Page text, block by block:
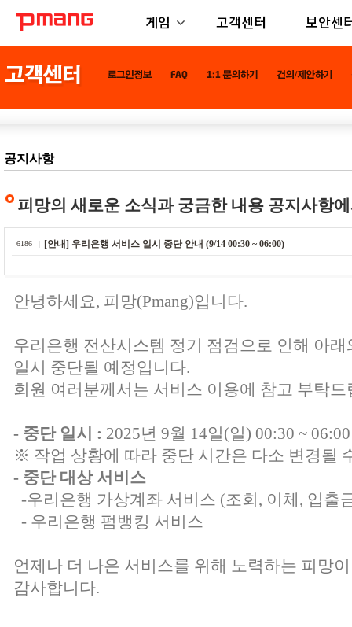
게임 고객센터 보안센
공지사항
피망의 새로운 소식과 궁금한 내용 공지사항
6186 [안내] 우리은행 서비스 일시 중단 안내 (9/14 00:30 ~ 06:00)
안녕하세요, 피망(Pmang)입니다.
우리은행 전산시스템 정기 점검으로 인해 아
일시 중단될 예정입니다.
회원 여러분께서는 서비스 이용에 참고 부탁드
- 중단 일시 : 2025년 9월 14일(일) 00:30 ~
※ 작업 상황에 따라 중단 시간은 다소 변경될
- 중단 대상 서비스
-우리은행 가상계좌 서비스 (조회, 이체, 입출
- 우리은행 펌뱅킹 서비스
언제나 더 나은 서비스를 위해 노력하는 피망
감사합니다.